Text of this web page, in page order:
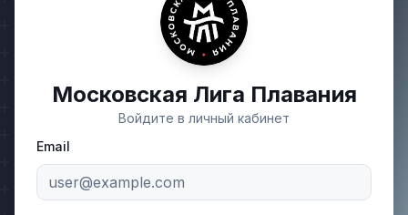
Московская Лига Плавания
Войдите в личный кабинет
Email